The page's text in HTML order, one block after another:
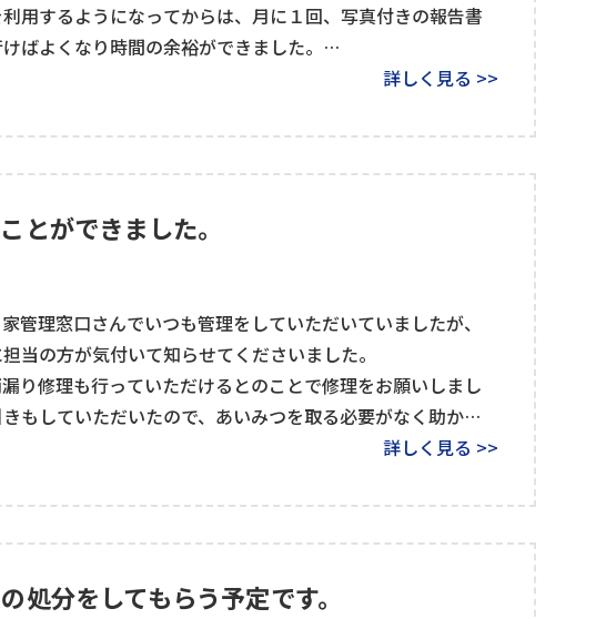
用するようになってからは、月に１回、写真付きの報告書
ばよくなり時間の余裕ができました。
A、B、Cの3段階評価で家の現状を知らせてくれるのでとても
詳しく見る >>
とができました。
管理窓口さんでいつも管理をしていただいていましたが、
当の方が気付いて知らせてくださいました。
り修理も行っていただけるとのことで修理をお願いしまし
もしていただいたので、あいみつを取る必要がなく助かり
詳しく見る >>
処分をしてもらう予定です。